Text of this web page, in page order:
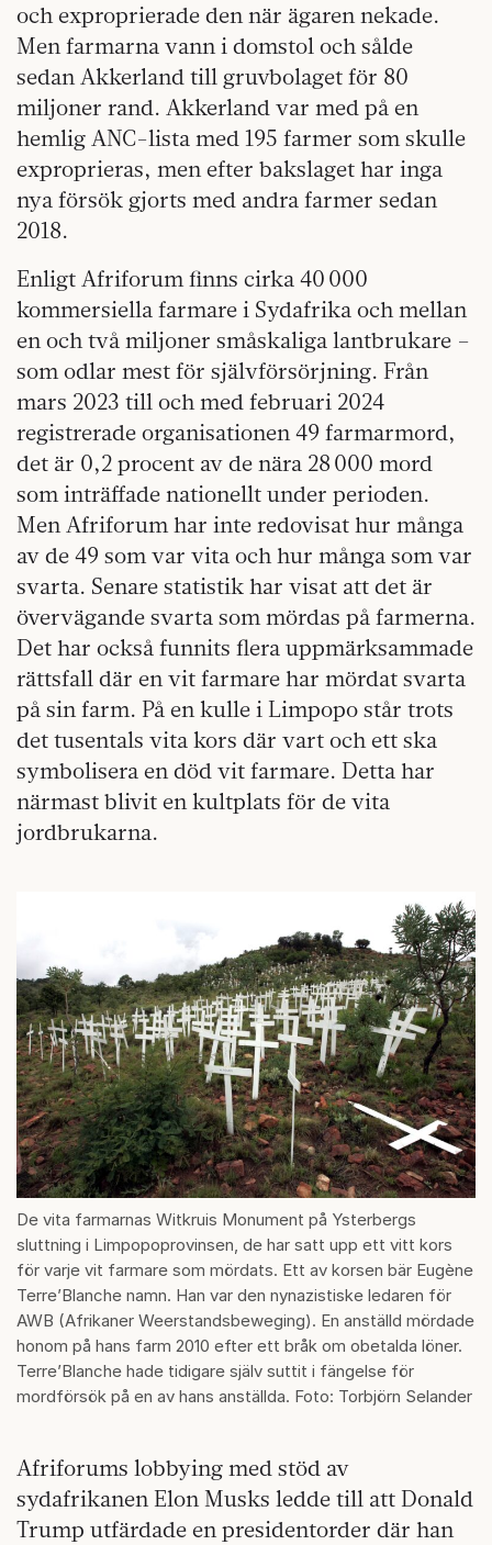
och exproprierade den när ägaren nekade.
Men farmarna vann i domstol och sålde
sedan Akkerland till gruvbolaget för 80
miljoner rand. Akkerland var med på en
hemlig ANC-lista med 195 farmer som skulle
exproprieras, men efter bakslaget har inga
nya försök gjorts med andra farmer sedan
2018.
Enligt Afriforum finns cirka 40 000
kommersiella farmare i Sydafrika och mellan
en och två miljoner småskaliga lantbrukare –
som odlar mest för självförsörjning. Från
mars 2023 till och med februari 2024
registrerade organisationen 49 farmarmord,
det är 0,2 procent av de nära 28 000 mord
som inträffade nationellt under perioden.
Men Afriforum har inte redovisat hur många
av de 49 som var vita och hur många som var
svarta. Senare statistik har visat att det är
övervägande svarta som mördas på farmerna.
Det har också funnits flera uppmärksammade
rättsfall där en vit farmare har mördat svarta
på sin farm. På en kulle i Limpopo står trots
det tusentals vita kors där vart och ett ska
symbolisera en död vit farmare. Detta har
närmast blivit en kultplats för de vita
jordbrukarna.
De vita farmarnas Witkruis Monument på Ysterbergs
sluttning i Limpopoprovinsen, de har satt upp ett vitt kors
för varje vit farmare som mördats. Ett av korsen bär Eugène
Terre’Blanche namn. Han var den nynazistiske ledaren för
AWB (Afrikaner Weerstandsbeweging). En anställd mördade
honom på hans farm 2010 efter ett bråk om obetalda löner.
Terre’Blanche hade tidigare själv suttit i fängelse för
mordförsök på en av hans anställda. Foto: Torbjörn Selander
Afriforums lobbying med stöd av
sydafrikanen Elon Musks ledde till att Donald
Trump utfärdade en presidentorder där han